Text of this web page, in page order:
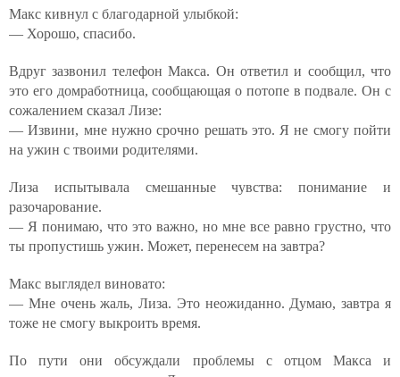
Макс кивнул с благодарной улыбкой:
— Хорошо, спасибо.
Вдруг зазвонил телефон Макса. Он ответил и сообщил, что
это его домработница, сообщающая о потопе в подвале. Он с
сожалением сказал Лизе:
— Извини, мне нужно срочно решать это. Я не смогу пойти
на ужин с твоими родителями.
Лиза испытывала смешанные чувства: понимание и
разочарование.
— Я понимаю, что это важно, но мне все равно грустно, что
ты пропустишь ужин. Может, перенесем на завтра?
Макс выглядел виновато:
— Мне очень жаль, Лиза. Это неожиданно. Думаю, завтра я
тоже не смогу выкроить время.
По пути они обсуждали проблемы с отцом Макса и